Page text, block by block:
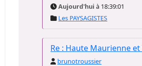
Aujourd'hui à 18:39:01
Les PAYSAGISTES
Re : Haute Maurienne
brunotroussier